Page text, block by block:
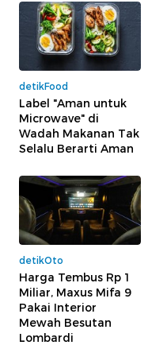
detikFood
Label "Aman untuk
Microwave" di
Wadah Makanan Tak
Selalu Berarti Aman
detikOto
Harga Tembus Rp 1
Miliar, Maxus Mifa 9
Pakai Interior
Mewah Besutan
Lombardi